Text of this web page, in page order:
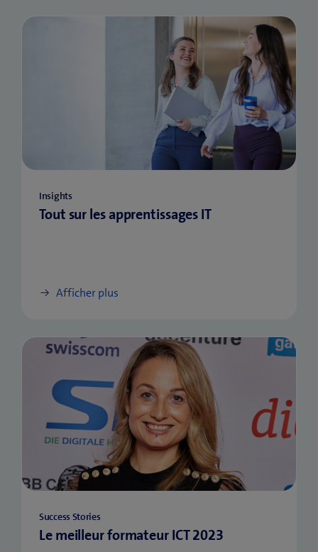
Insights
Tout sur les apprentissages IT
Afficher plus
Success Stories
Le meilleur formateur ICT 2023